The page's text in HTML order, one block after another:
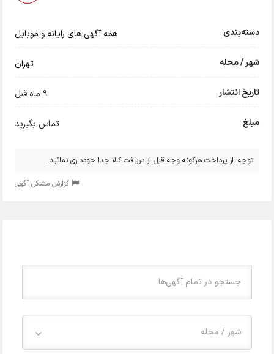
دسته‌بندی همه آگهی های رایانه و موبایل
شهر / محله تهران
تاریخ انتشار 9 ماه قبل
مبلغ تماس بگیرید
توجه: از پرداخت هرگونه وجه قبل از دریافت کالا جدا خودداری نمائید.
گزارش مشکل آگهی
شهر / محله